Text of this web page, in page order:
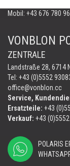
Mobil: +43 676 780
VONBLON
ZENTRALE
Landstraße 28, 6714
Tel: +43 (0)5552
office@vonblon.cc
Service,
Ersatzteile: +43
Verkauf: +43
POLARIS